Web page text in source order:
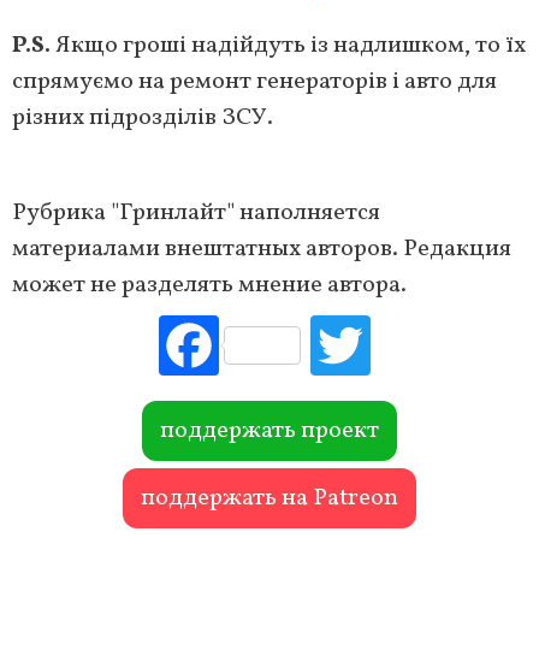
P.S.Якщо гроші надійдуть із надлишком, то їх
спрямуємо на ремонт генераторів і авто для
різних підрозділів ЗСУ.
Рубрика "Гринлайт" наполняется
материалами внештатных авторов. Редакция
может не разделять мнение автора.
Fac
ebo
ok r
поддержать проект
поддержать на Patreon